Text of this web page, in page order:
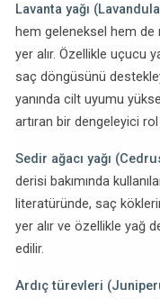
Lavanta yağı
hem geleneksel hem
yer alır. Özellikle uçucu
saç döngüsünü
yanında cilt uyumu
artıran bir dengeleyici
Sedir ağacı yağı
derisi bakımında
literatüründe, saç
yer alır ve özellikle yağ
edilir.
Ardıç türevleri